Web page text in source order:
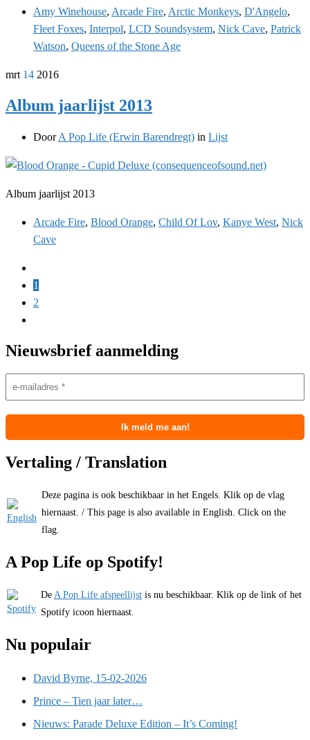
Amy Winehouse, Arcade Fire, Arctic Monkeys, D'Angelo,
Fleet Foxes, Interpol, LCD Soundsystem, Nick Cave, Patrick
Watson, Queens of the Stone Age
mrt 14 2016
Album jaarlijst 2013
DoorA Pop Life (Erwin Barendregt) in Lijst
Album jaarlijst 2013
Arcade Fire, Blood Orange, Child Of Lov, Kanye West, Nick
Cave
1
2
Nieuwsbrief aanmelding
Vertaling / Translation
Deze pagina is ook beschikbaar in het Engels. Klik op de vlag
hiernaast. / This page is also available in English. Click on the
flag.
A Pop Life op Spotify!
De A Pop Life afspeellijst is nu beschikbaar. Klik op de link of het
Spotify icoon hiernaast.
Nu populair
David Byrne, 15-02-2026
Prince – Tien jaar later…
Nieuws: Parade Deluxe Edition – It’s Coming!